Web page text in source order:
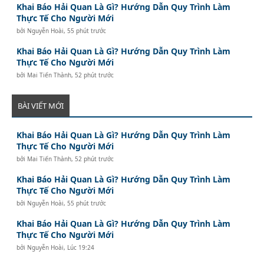
Khai Báo Hải Quan Là Gì? Hướng Dẫn Quy Trình Làm
Thực Tế Cho Người Mới
bởi Nguyễn Hoài, 55 phút trước
Khai Báo Hải Quan Là Gì? Hướng Dẫn Quy Trình Làm
Thực Tế Cho Người Mới
bởi Mai Tiến Thành, 52 phút trước
BÀI VIẾT MỚI
Khai Báo Hải Quan Là Gì? Hướng Dẫn Quy Trình Làm
Thực Tế Cho Người Mới
bởi Mai Tiến Thành, 52 phút trước
Khai Báo Hải Quan Là Gì? Hướng Dẫn Quy Trình Làm
Thực Tế Cho Người Mới
bởi Nguyễn Hoài, 55 phút trước
Khai Báo Hải Quan Là Gì? Hướng Dẫn Quy Trình Làm
Thực Tế Cho Người Mới
bởi Nguyễn Hoài, Lúc 19:24